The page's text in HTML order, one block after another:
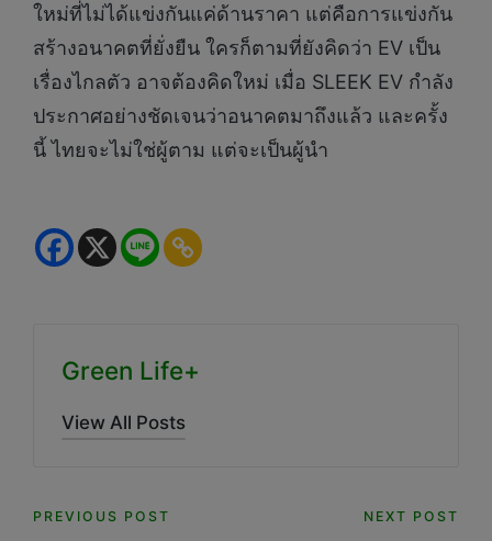
ใหม่ที่ไม่ได้แข่งกันแค่ด้านราคา แต่คือการแข่งกัน
สร้างอนาคตที่ยั่งยืน ใครก็ตามที่ยังคิดว่า EV เป็น
เรื่องไกลตัว อาจต้องคิดใหม่ เมื่อ SLEEK EV กำลัง
ประกาศอย่างชัดเจนว่าอนาคตมาถึงแล้ว และครั้ง
นี้ ไทยจะไม่ใช่ผู้ตาม แต่จะเป็นผู้นำ
Green Life+
View All Posts
Post
PREVIOUS POST NEXT POST